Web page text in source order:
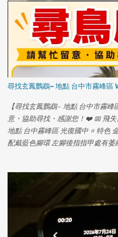
尋找玄鳳鸚鵡~ 地點 台中市霧峰
【尋找玄鳳鸚鵡~ 地點 台中市霧
意・協助尋找・感謝您！❤️ 📅 飛失
地點 台中霧峰區 光復國中 ⭐ 特色
配戴藍色腳環 左腳後指指甲處有萎